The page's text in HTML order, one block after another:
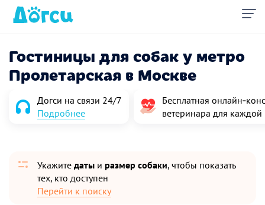
Гостиницы для собак у метро
Пролетарская в Москве
Догси на связи 24/7
Подробнее
Бесплатная
ветеринара для
Укажите даты и размер собаки, чтобы показать
тех, кто доступен
Перейти к поиску